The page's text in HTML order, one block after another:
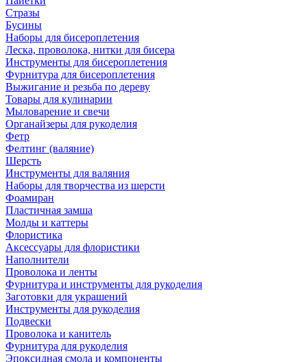
Стразы
Бусины
Наборы для бисероплетения
Леска, проволока, нитки для бисера
Инструменты для бисероплетения
Фурнитура для бисероплетения
Выжигание и резьба по дереву
Товары для кулинарии
Мыловарение и свечи
Органайзеры для рукоделия
Фетр
Фелтинг (валяние)
Шерсть
Инструменты для валяния
Наборы для творчества из шерсти
Фоамиран
Пластичная замша
Молды и каттеры
Флористика
Аксессуары для флористики
Наполнители
Проволока и ленты
Фурнитура и инструменты для рукоделия
Заготовки для украшений
Инструменты для рукоделия
Подвески
Проволока и канитель
Фурнитура для рукоделия
Эпоксидная смола и компоненты